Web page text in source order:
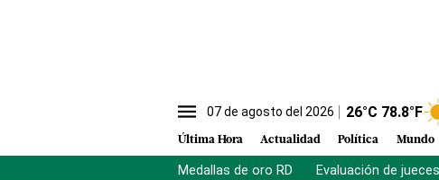
07 de agosto del 2026 26°C 78.8°F
Última Hora Actualidad Política Mundo
Medallas de oro RD Evaluación de jueces